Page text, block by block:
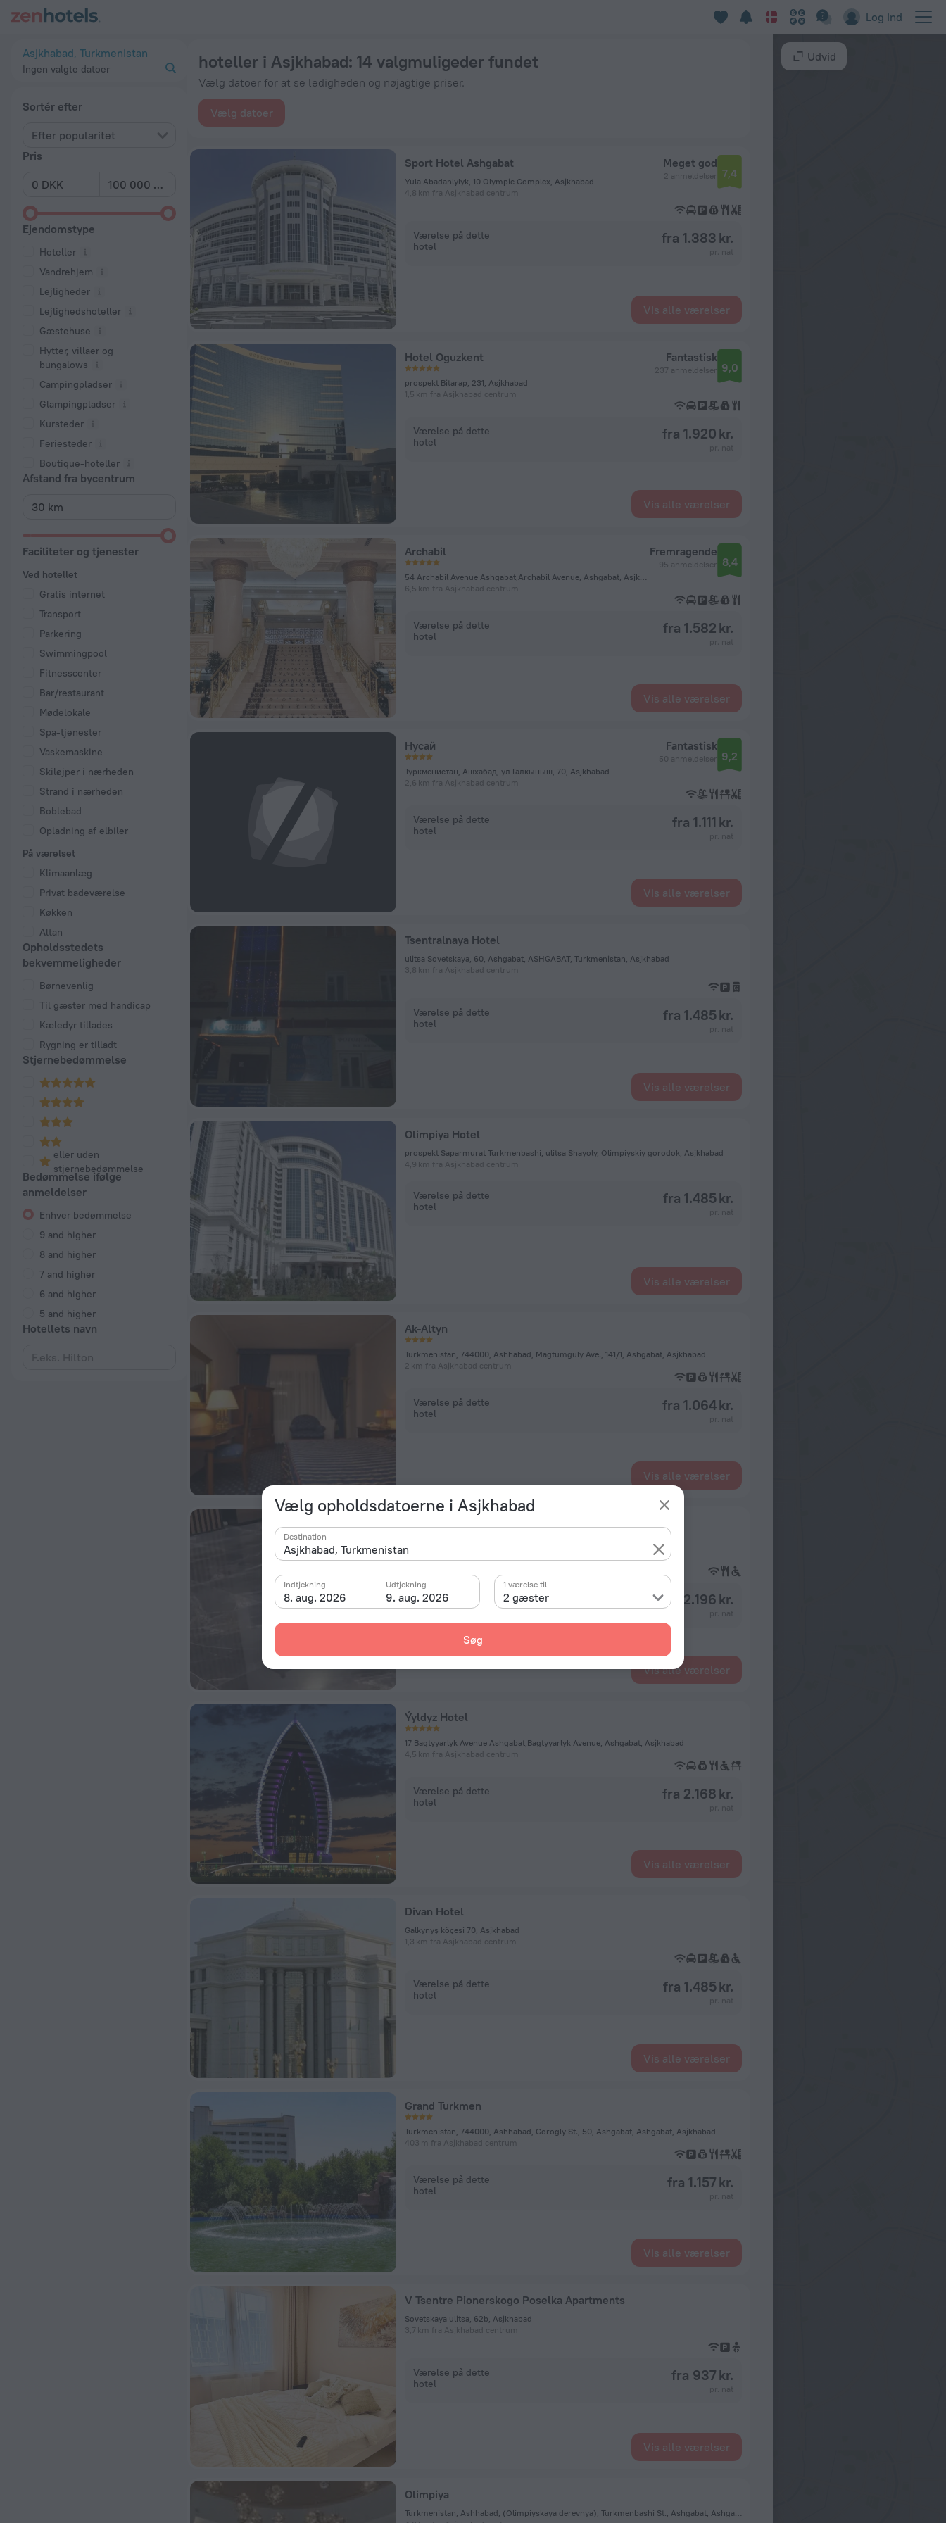
Log ind
Vælg opholdsdatoerne i Asjkhabad
Destination
8. aug. 2026
Indtjekning
9. aug. 2026
Udtjekning
2 gæster
1 værelse til
Søg
Asjkhabad, Turkmenistan
Ingen valgte datoer
Sortér efter
Efter popularitet
Pris
Ejendomstype
Hoteller
Vandrehjem
Lejligheder
Lejlighedshoteller
Gæstehuse
Hytter, villaer og
bungalows
Campingpladser
Glampingpladser
Kursteder
Feriesteder
Boutique-hoteller
Afstand fra bycentrum
Faciliteter og tjenester
Ved hotellet
Gratis internet
Transport
Parkering
Swimmingpool
Fitnesscenter
Bar/restaurant
Mødelokale
Spa-tjenester
Vaskemaskine
Skiløjper i nærheden
Strand i nærheden
Boblebad
Opladning af elbiler
På værelset
Klimaanlæg
Privat badeværelse
Køkken
Altan
Opholdsstedets
bekvemmeligheder
Børnevenlig
Til gæster med handicap
Kæledyr tillades
Rygning er tilladt
Stjernebedømmelse
eller uden
stjernebedømmelse
Bedømmelse ifølge
anmeldelser
Enhver bedømmelse
9 and higher
8 and higher
7 and higher
6 and higher
5 and higher
Hotellets navn
hoteller i Asjkhabad: 14 valgmuligeder fundet
Vælg datoer for at se ledigheden og nøjagtige priser.
Vælg datoer
Sport Hotel Ashgabat
Yula Abadanlylyk, 10 Olympic Complex, Asjkhabad
4,8 km fra Asjkhabad centrum
Meget god
2 anmeldelser 7,4
Værelse på dette
hotel
fra 1.383 kr.
Vis alle værelser
Hotel Oguzkent
prospekt Bitarap, 231, Asjkhabad
1,5 km fra Asjkhabad centrum
Fantastisk
237 anmeldelser 9,0
Værelse på dette
hotel
fra 1.920 kr.
Vis alle værelser
Archabil
54 Archabil Avenue Ashgabat,Archabil Avenue, Ashgabat, Asjkhabad
6,5 km fra Asjkhabad centrum
Fremragende
95 anmeldelser 8,4
Værelse på dette
hotel
fra 1.582 kr.
Vis alle værelser
Нусай
Туркменистан, Ашхабад, ул Галкыныш, 70, Asjkhabad
2,6 km fra Asjkhabad centrum
Fantastisk
50 anmeldelser 9,2
Værelse på dette
hotel
fra 1.111 kr.
Vis alle værelser
Tsentralnaya Hotel
ulitsa Sovetskaya, 60, Ashgabat, ASHGABAT, Turkmenistan, Asjkhabad
3,8 km fra Asjkhabad centrum
Værelse på dette
hotel
fra 1.485 kr.
Vis alle værelser
Olimpiya Hotel
prospekt Saparmurat Turkmenbashi, ulitsa Shayoly, Olimpiyskiy gorodok, Asjkhabad
4,9 km fra Asjkhabad centrum
Værelse på dette
hotel
fra 1.485 kr.
Vis alle værelser
Ak-Altyn
Turkmenistan, 744000, Ashhabad, Magtumguly Ave., 141/1, Ashgabat, Asjkhabad
2 km fra Asjkhabad centrum
Værelse på dette
hotel
fra 1.064 kr.
Vis alle værelser
Atamyrat Nyyazow Sayoly 56, Asjkhabad
1,5 km fra Asjkhabad centrum
Værelse på dette
hotel
fra 2.196 kr.
Vis alle værelser
Ýyldyz Hotel
17 Bagtyyarlyk Avenue Ashgabat,Bagtyyarlyk Avenue, Ashgabat, Asjkhabad
4,5 km fra Asjkhabad centrum
Værelse på dette
hotel
fra 2.168 kr.
Vis alle værelser
Divan Hotel
Galkynyş köçesi 70, Asjkhabad
1,3 km fra Asjkhabad centrum
Værelse på dette
hotel
fra 1.485 kr.
Vis alle værelser
Grand Turkmen
Turkmenistan, 744000, Ashhabad, Gorogly St., 50, Ashgabat, Ashgabat, Asjkhabad
403 m fra Asjkhabad centrum
Værelse på dette
hotel
fra 1.157 kr.
Vis alle værelser
V Tsentre Pionerskogo Poselka Apartments
Sovetskaya ulitsa, 62b, Asjkhabad
3,7 km fra Asjkhabad centrum
Værelse på dette
hotel
fra 937 kr.
Vis alle værelser
Olimpiya
Turkmenistan, Ashhabad, (Olimpiyskaya derevnya), Turkmenbashi St., Ashgabat, Ashgabat, Asjkhabad
Udvid
20 bedste hoteller i Asjkhabad 2026 fra 937 kr.. Bestil nu hos ZenHotels.com.